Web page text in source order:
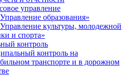
управление
образования»
культуры, молодежной
и спорта»
контроль
контроль на
транспорте и в дорожном